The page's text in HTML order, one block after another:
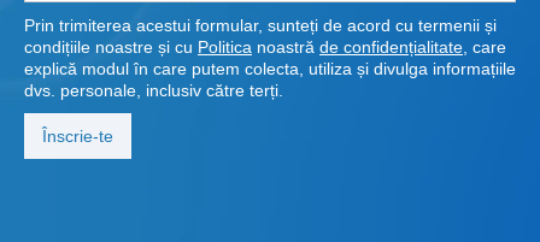
Prin trimiterea acestui formular, sunteți de acord cu termenii și
condițiile noastre și cu Politica noastră de confidențialitate , care
explică modul în care putem colecta, utiliza și divulga informațiile
dvs. personale, inclusiv către terți.